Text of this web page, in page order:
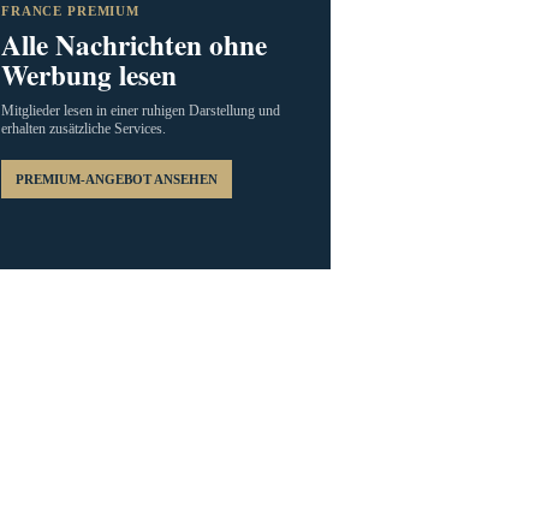
FRANCE PREMIUM
Alle Nachrichten ohne
Werbung lesen
Mitglieder lesen in einer ruhigen Darstellung und
erhalten zusätzliche Services.
PREMIUM-ANGEBOT ANSEHEN